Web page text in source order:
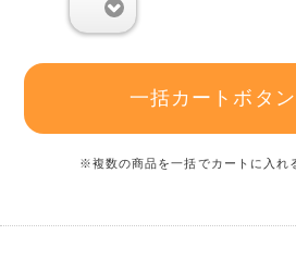
一括カートボタ
※複数の商品を一括でカートに入れ